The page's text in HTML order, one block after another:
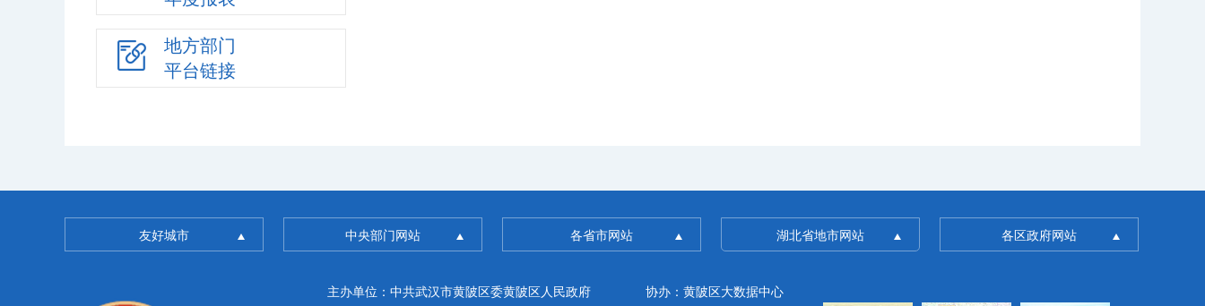
地方部门
平台链接
友好城市 中央部门网站 各省市网站 湖北省地市网站 各区政府网站
主办单位：中共武汉市黄陂区委黄陂区人民政府 协办：黄陂区大数据中心